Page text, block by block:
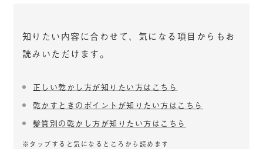
知りたい内容に合わせて、気になる項目からもお
読みいただけます。
正しい乾かし方が知りたい方はこちら
乾かすときのポイントが知りたい方はこちら
髪質別の乾かし方が知りたい方はこちら
※タップすると気になるところから読めます